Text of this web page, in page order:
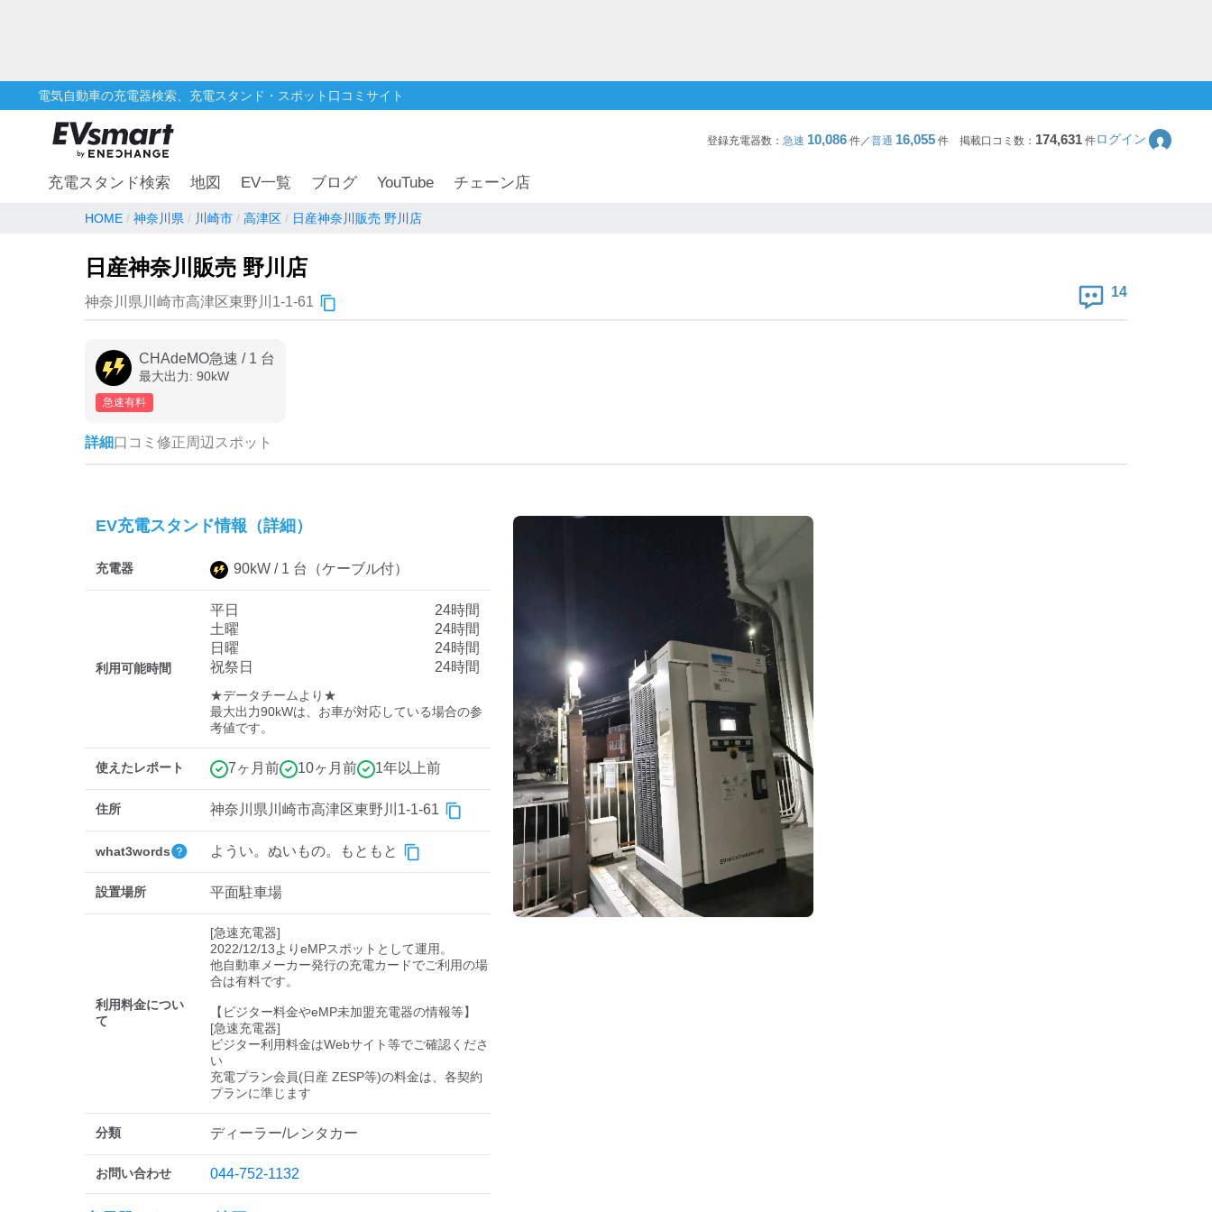
電気自動車の充電器検索、充電スタンド・スポット口コミサイト
登録充電器数： 急速 10,086 件／普通 16,055 件 掲載口コミ数： 174,631件ログイン
充電スタンド検索 地図 EV一覧 ブログ YouTube チェーン店
HOME 神奈川県 川崎市 高津区 日産神奈川販売 野川店
日産神奈川販売 野川店
神奈川県川崎市高津区東野川1-1-61
14
CHAdeMO急速 / 1 台
最大出力: 90kW
急速有料
詳細口コミ 修正周辺スポット
EV充電スタンド情報（詳細）
充電器 90kW / 1 台 （ケーブル付）
利用可能時間
平日
24時間
土曜
24時間
日曜
24時間
祝祭日
24時間
★データチームより★
最大出力90kWは、お車が対応している場合の参
考値です。
使えたレポート 7ヶ月前 10ヶ月前 1年以上前
住所 神奈川県川崎市高津区東野川1-1-61
what3words ようい。ぬいもの。もともと
設置場所 平面駐車場
利用料金につい
て
[急速充電器]
2022/12/13よりeMPスポットとして運用。
他自動車メーカー発行の充電カードでご利用の場
合は有料です。
【ビジター料金やeMP未加盟充電器の情報等】
[急速充電器]
ビジター利用料金はWebサイト等でご確認くださ
い
充電プラン会員(日産 ZESP等)の料金は、各契約
プランに準じます
分類 ディーラー/レンタカー
お問い合わせ 044-752-1132